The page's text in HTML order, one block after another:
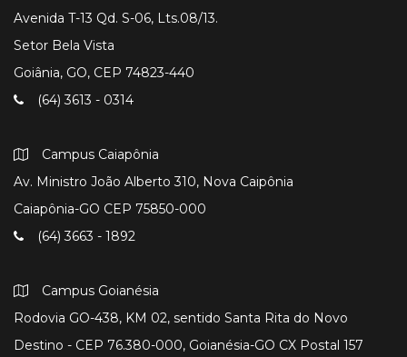
Avenida T-13 Qd. S-06, Lts.08/13.
Setor Bela Vista
Goiânia, GO, CEP 74823-440
(64) 3613 - 0314
Campus Caiapônia
Av. Ministro João Alberto 310, Nova Caipônia
Caiapônia-GO CEP 75850-000
(64) 3663 - 1892
Campus Goianésia
Rodovia GO-438, KM 02, sentido Santa Rita do Novo
Destino - CEP 76.380-000, Goianésia-GO CX Postal 157